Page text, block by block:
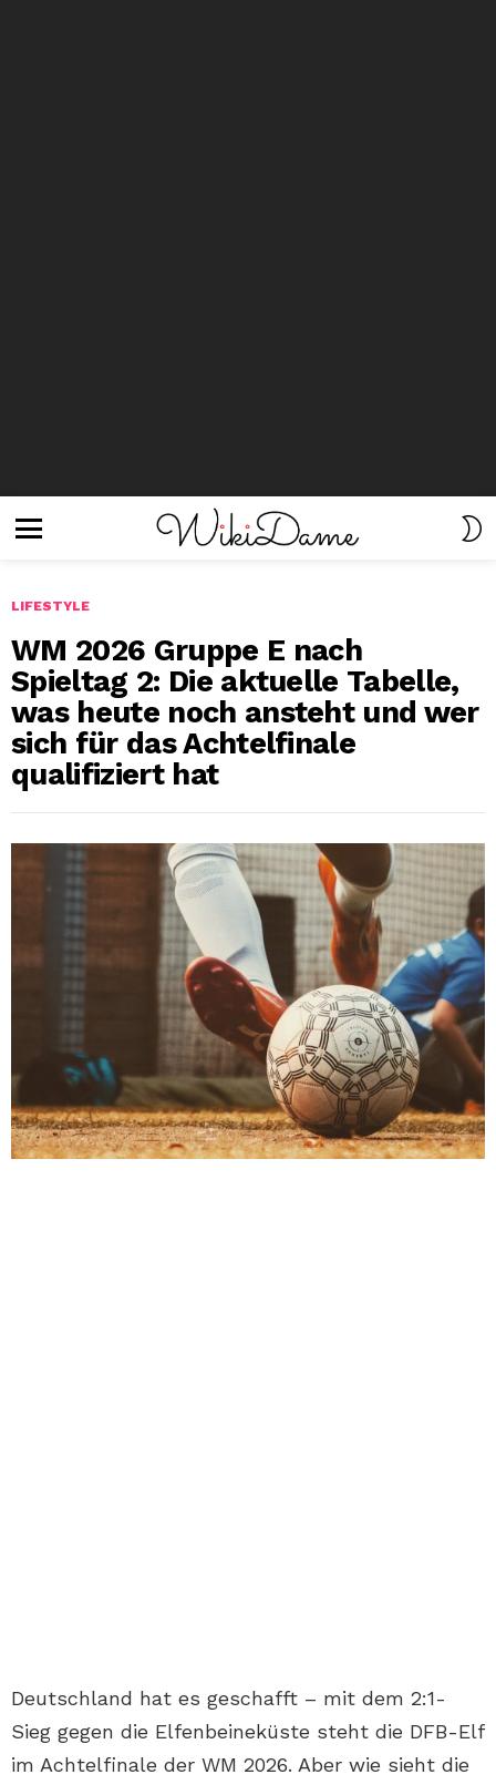
LIFESTYLE
WM 2026 Gruppe E nach
Spieltag 2: Die aktuelle Tabelle,
was heute noch ansteht und wer
sich für das Achtelfinale
qualifiziert hat
Deutschland hat es geschafft – mit dem 2:1-
Sieg gegen die Elfenbeineküste steht die DFB-Elf
im Achtelfinale der WM 2026. Aber wie sieht die